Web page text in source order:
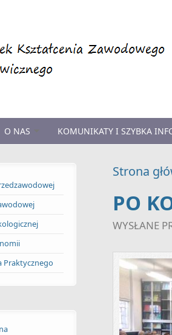
O NAS KOMUNIKATY I SZYBKA
Praktycznego
Strona
PO
WYSŁANE